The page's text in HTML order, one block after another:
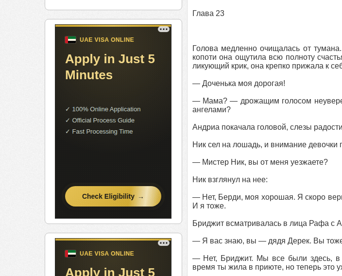
Глава 23
Голова медленно очищалась от
копоти она ощутила всю полноту
ликующий крик, она крепко прижала к
— Доченька моя дорогая!
— Мама? — дрожащим голосом
ангелами?
Андриа покачала головой, слезы
Ник сел на лошадь, и внимание девочки
— Мистер Ник, вы от меня уезжаете?
Ник взглянул на нее:
— Нет, Берди, моя хорошая. Я скоро
И я тоже.
Бриджит всматривалась в лица Рафа с
— Я вас знаю, вы — дядя Дерек. Вы
— Нет, Бриджит. Мы все были здесь, в
время ты жила в приюте, но теперь это